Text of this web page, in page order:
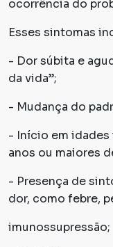
ocorrência do
Esses sintomas
- Dor súbita e
da vida”;
- Mudança do
- Início em
anos ou maiores
- Presença de
dor, como febre,
imunossupressão;